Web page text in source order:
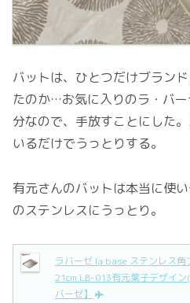
バットは、ひとつだけブラン
たのか…お気に入りのラ・バ
分なので、手放すことにした
いるだけでうっとりする。
有元さんのバットは本当に使
のステンレスにうっとり。
ラバーゼ la base ステンレス角
21cm LB-013有元葉子デザイ
バーゼ】